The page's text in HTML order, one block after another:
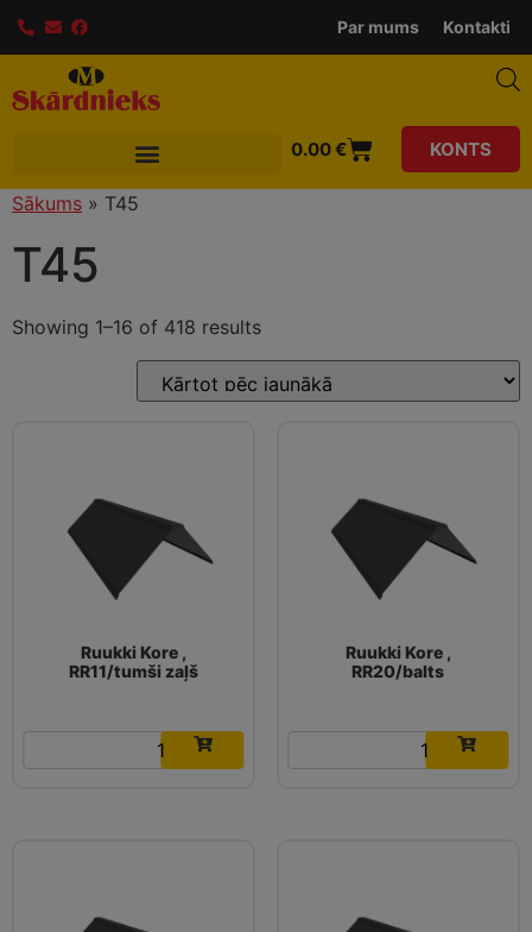
Par mums Kontakti
0.00€ KONTS
Sākums » T45
T45
Showing 1–16 of 418 results
Ruukki Kore ,
RR11/tumši zaļš
16.03€
Ruukki Kore ,
RR20/balts
16.03€